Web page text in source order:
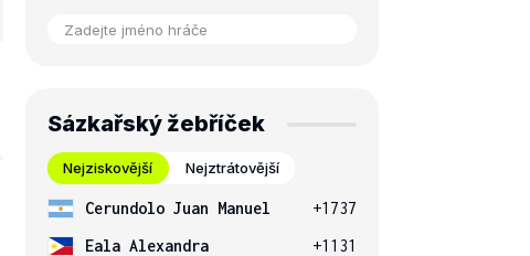
Sázkařský žebříček
Nejziskovější Nejztrátovější
Cerundolo Juan Manuel
+1737
Eala Alexandra
+1131